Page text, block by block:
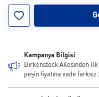
Kampanya Bilgisi
Birkenstock Ailesinden
peşin fiyatına vade